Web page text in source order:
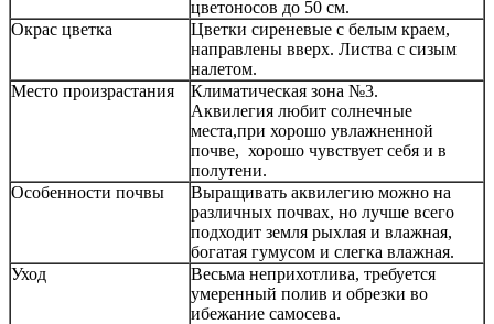
цветоносов до 50 см.
Окрас цветка
Цветки сиреневые с белым краем,
направлены вверх. Листва с сизым
налетом.
Место произрастания
Климатическая зона №3.
Аквилегия любит солнечные
места,при хорошо увлажненной
почве, хорошо чувствует себя и в
полутени.
Особенности почвы
Выращивать аквилегию можно на
различных почвах, но лучше всего
подходит земля рыхлая и влажная,
богатая гумусом и слегка влажная.
Уход
Весьма неприхотлива, требуется
умеренный полив и обрезки во
ибежание самосева.